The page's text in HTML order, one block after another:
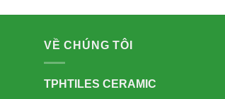
VỀ CHÚNG TÔI
TPHTILES CERAMIC